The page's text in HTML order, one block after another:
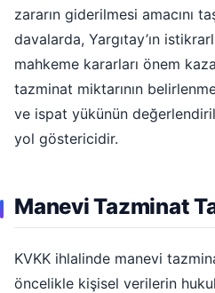
zararın giderilmesi amacını
davalarda, Yargıtay’ın
mahkeme kararları önem
tazminat miktarının
ve ispat yükünün
yol göstericidir.
Manevi Tazminat
KVKK ihlalinde manevi
öncelikle kişisel verilerin